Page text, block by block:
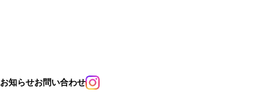
お知らせお問い合わせ